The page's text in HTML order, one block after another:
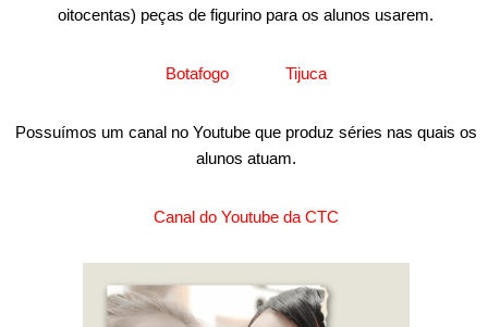
oitocentas) peças de figurino para os alunos usarem.
Botafogo Tijuca
Possuímos um canal no Youtube que produz séries nas quais os
alunos atuam.
Canal do Youtube da CTC